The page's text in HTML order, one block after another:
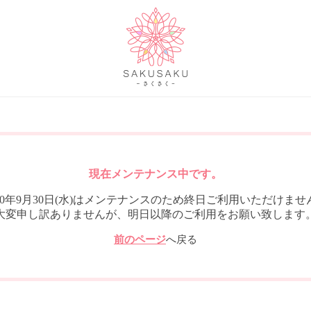
現在メンテナンス中です。
年9月30日(水)はメンテナンスのため終日ご利用いただけませ
変申し訳ありませんが、明日以降のご利用をお願い致します
前のページへ戻る